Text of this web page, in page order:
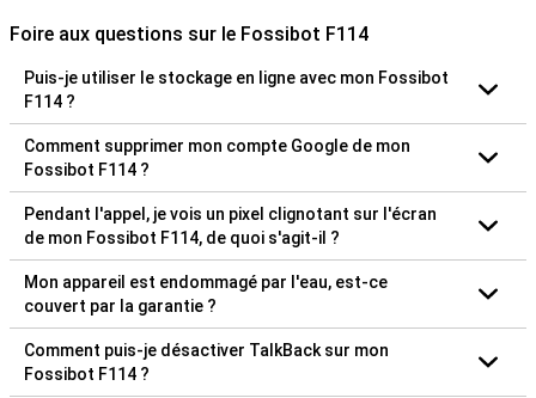
Foire aux questions sur le Fossibot F114
Puis-je utiliser le stockage en ligne avec mon Fossibot
F114 ?
Comment supprimer mon compte Google de mon
Fossibot F114 ?
Pendant l'appel, je vois un pixel clignotant sur l'écran
de mon Fossibot F114, de quoi s'agit-il ?
Mon appareil est endommagé par l'eau, est-ce
couvert par la garantie ?
Comment puis-je désactiver TalkBack sur mon
Fossibot F114 ?